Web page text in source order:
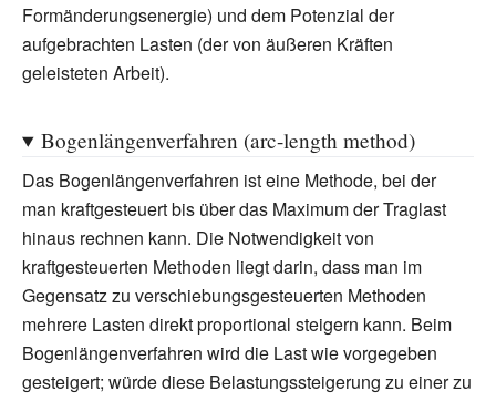
Formänderungsenergie) und dem Potenzial der
aufgebrachten Lasten (der von äußeren Kräften
geleisteten Arbeit).
Bogenlängenverfahren (arc-length method)
Das Bogenlängenverfahren ist eine Methode, bei der
man kraftgesteuert bis über das Maximum der Traglast
hinaus rechnen kann. Die Notwendigkeit von
kraftgesteuerten Methoden liegt darin, dass man im
Gegensatz zu verschiebungsgesteuerten Methoden
mehrere Lasten direkt proportional steigern kann. Beim
Bogenlängenverfahren wird die Last wie vorgegeben
gesteigert; würde diese Belastungssteigerung zu einer zu